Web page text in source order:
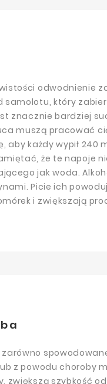
odwodnienie
samolotu, który
znacznie bardziej
muszą pracować
aby każdy wypił 240
że te napoje
jak woda.
Picie ich
i zwiększają
z powodu choroby
zwiększą szybkość